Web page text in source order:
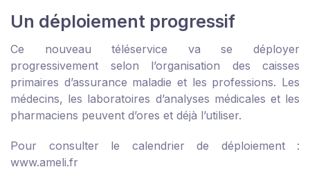
Un déploiement progressif
Ce nouveau téléservice va se déployer
progressivement selon l’organisation des caisses
primaires d’assurance maladie et les professions. Les
médecins, les laboratoires d’analyses médicales et les
pharmaciens peuvent d’ores et déjà l’utiliser.
Pour consulter le calendrier de déploiement :
www.ameli.fr